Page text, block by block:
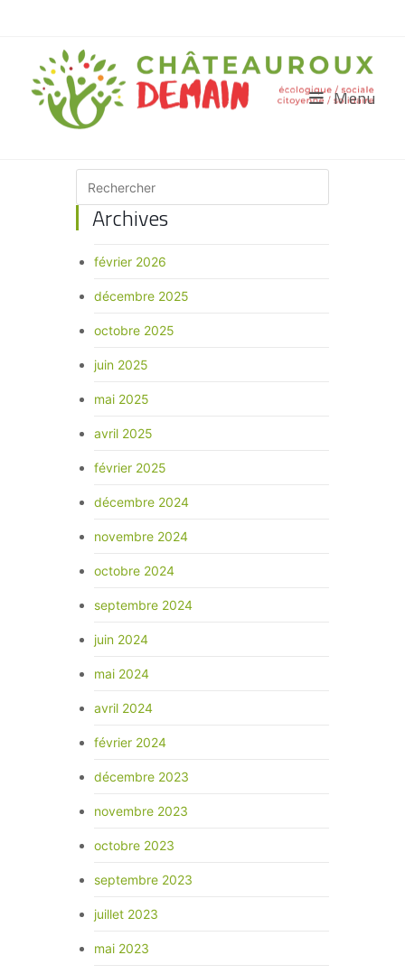
Menu
Archives
février 2026
décembre 2025
octobre 2025
juin 2025
mai 2025
avril 2025
février 2025
décembre 2024
novembre 2024
octobre 2024
septembre 2024
juin 2024
mai 2024
avril 2024
février 2024
décembre 2023
novembre 2023
octobre 2023
septembre 2023
juillet 2023
mai 2023